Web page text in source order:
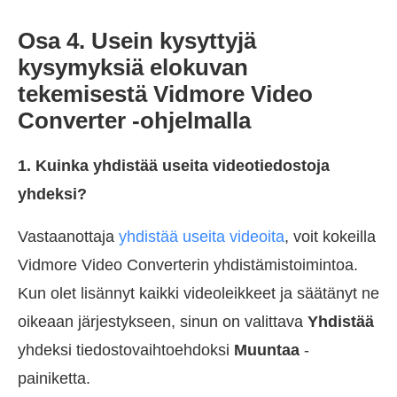
Osa 4. Usein kysyttyjä
kysymyksiä elokuvan
tekemisestä Vidmore Video
Converter -ohjelmalla
1. Kuinka yhdistää useita videotiedostoja
yhdeksi?
Vastaanottaja yhdistää useita videoita, voit kokeilla
Vidmore Video Converterin yhdistämistoimintoa.
Kun olet lisännyt kaikki videoleikkeet ja säätänyt ne
oikeaan järjestykseen, sinun on valittava Yhdistää
yhdeksi tiedostovaihtoehdoksi Muuntaa -
painiketta.